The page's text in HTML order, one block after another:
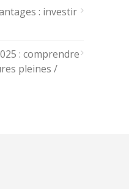
: investir
: comprendre
pleines /